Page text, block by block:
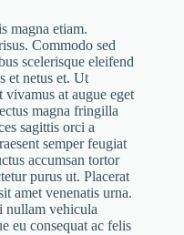
magna etiam.
Commodo sed
scelerisque eleifend
et netus et. Ut
at augue eget
magna fringilla
sagittis orci a
semper feugiat
accumsan tortor
purus ut. Placerat
amet venenatis urna.
nullam vehicula
eu consequat ac felis